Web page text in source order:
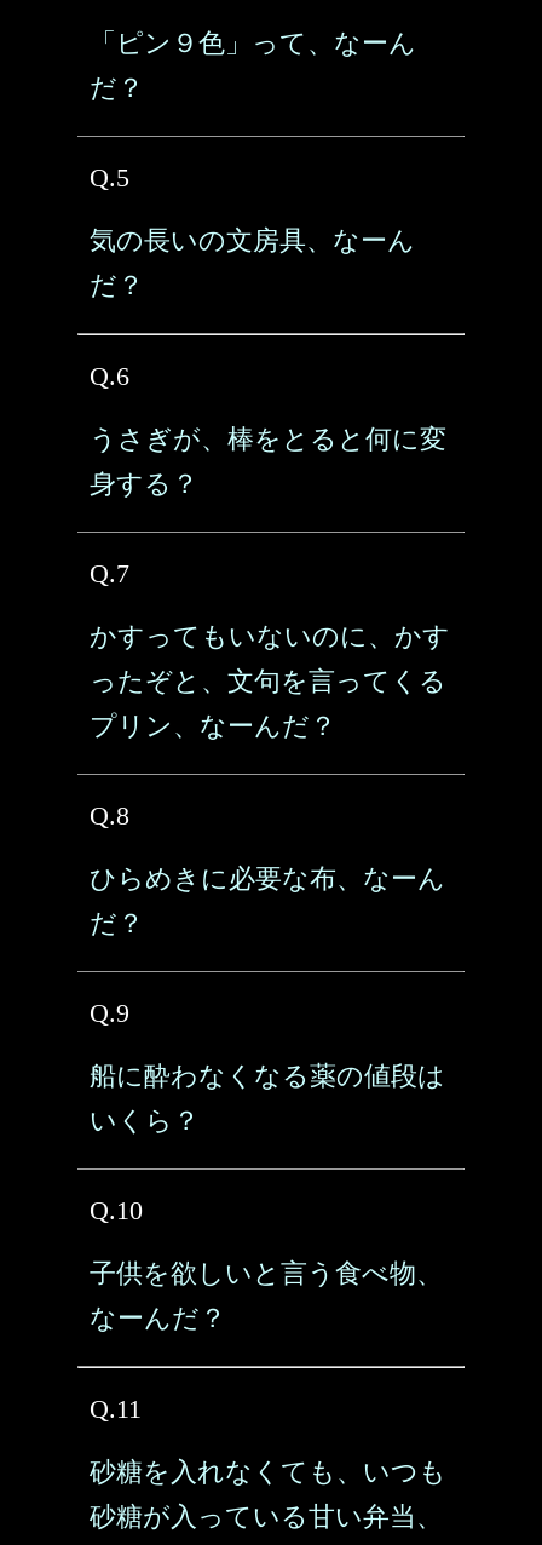
「ピン９色」って、なーん
だ？
Q.5
気の長いの文房具、なーん
だ？
Q.6
うさぎが、棒をとると何に変
身する？
Q.7
かすってもいないのに、かす
ったぞと、文句を言ってくる
プリン、なーんだ？
Q.8
ひらめきに必要な布、なーん
だ？
Q.9
船に酔わなくなる薬の値段は
いくら？
Q.10
子供を欲しいと言う食べ物、
なーんだ？
Q.11
砂糖を入れなくても、いつも
砂糖が入っている甘い弁当、